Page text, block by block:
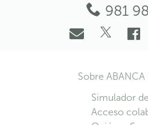
981
Sobre
Simulador
Acceso